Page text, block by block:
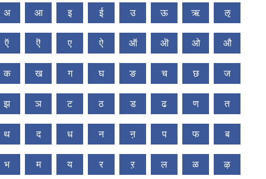
अ आ इ ई उ ऊ ऋ ऌ
ऍ ऎ ए ऐ ऑ ऒ ओ औ
क ख ग घ ङ च छ ज
झ ञ ट ठ ड ढ ण त
थ द ध न ऩ प फ ब
भ म य र ऱ ल ळ ऴ